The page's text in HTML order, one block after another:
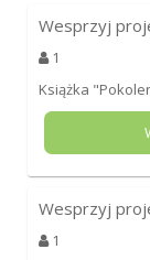
Wesprzyj
1
Książka
Wesprzyj
1